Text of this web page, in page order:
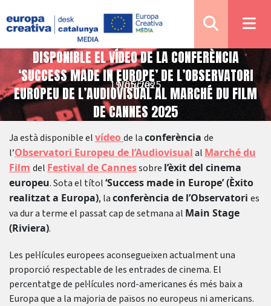
Notícies
DISPONIBLE EL VÍDEO DE LA CONFERÈNCIA
‘SUCCESS MADE IN EUROPE’ DE L’OBSERVATORI
EUROPEU DE L’AUDIOVISUAL AL MARCHÉ DU FILM
DE CANNES 2025
19/05/2025
Ja està disponible elvídeode laconferència de
l’Observatori Europeu de l’Audiovisualal Marché du
Film del Festival de Cannessobre l’èxit del cinema
europeu. Sota el títol‘Success made in Europe’ (Èxito
realitzat a Europa), laconferència de l’Observatori es
va dur a terme el passat cap de setmana al Main Stage
(Riviera).
Les pel·lícules europees aconsegueixen actualment una
proporció respectable de les entrades de cinema. El
percentatge de pel·lícules nord-americanes és més baix a
Europa que a la majoria de països no europeus ni americans.